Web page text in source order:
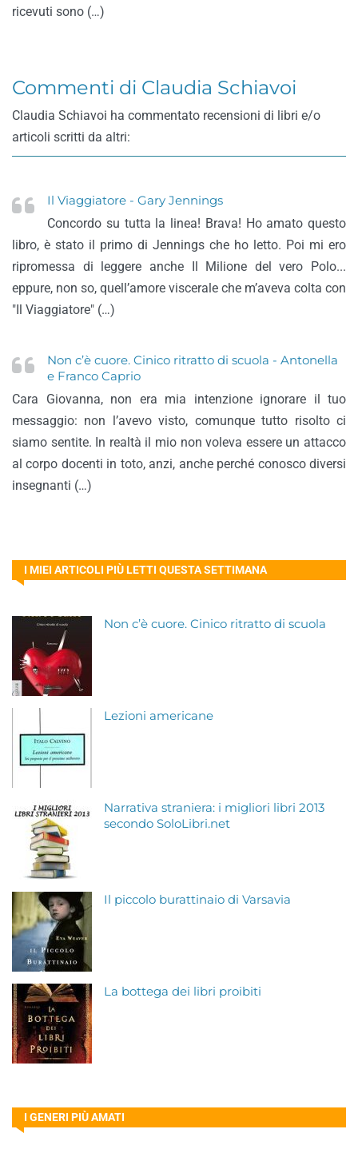
ricevuti sono (…)
Commenti di Claudia Schiavoi
Claudia Schiavoi ha commentato recensioni di libri e/o
articoli scritti da altri:
Il Viaggiatore - Gary Jennings
Concordo su tutta la linea! Brava! Ho amato questo
libro, è stato il primo di Jennings che ho letto. Poi mi ero
ripromessa di leggere anche Il Milione del vero Polo...
eppure, non so, quell’amore viscerale che m’aveva colta con
"Il Viaggiatore" (…)
Non c’è cuore. Cinico ritratto di scuola - Antonella
e Franco Caprio
Cara Giovanna, non era mia intenzione ignorare il tuo
messaggio: non l’avevo visto, comunque tutto risolto ci
siamo sentite. In realtà il mio non voleva essere un attacco
al corpo docenti in toto, anzi, anche perché conosco diversi
insegnanti (…)
I MIEI ARTICOLI PIÙ LETTI QUESTA SETTIMANA
Non c’è cuore. Cinico ritratto di scuola
Lezioni americane
Narrativa straniera: i migliori libri 2013
secondo SoloLibri.net
Il piccolo burattinaio di Varsavia
La bottega dei libri proibiti
I GENERI PIÙ AMATI